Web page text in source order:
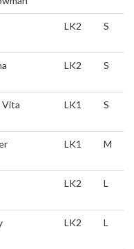
LK2 S
LK2 S
Vita LK1 S
LK1 M
LK2 L
LK2 L